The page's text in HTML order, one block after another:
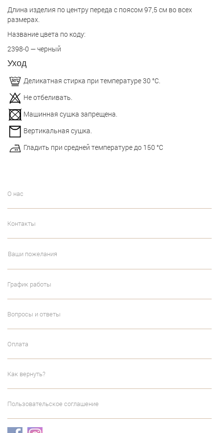
Длина изделия по центру переда с поясом 97,5 см во всех
размерах.
Название цвета по коду:
2398-0 — черный
Уход
Деликатная стирка при температуре 30 °С.
Не отбеливать.
Машинная сушка запрещена.
Вертикальная сушка.
Гладить при средней температуре до 150 °С
О нас
Контакты
Ваши пожелания
График работы
Вопросы и ответы
Оплата
Как вернуть?
Пользовательское соглашение